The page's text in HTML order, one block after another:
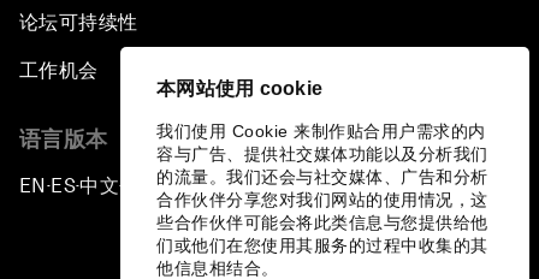
本网站使用 cookie
我们使用 Cookie 来制作贴合用户需求的内
容与广告、提供社交媒体功能以及分析我们
的流量。我们还会与社交媒体、广告和分析
合作伙伴分享您对我们网站的使用情况，这
些合作伙伴可能会将此类信息与您提供给他
们或他们在您使用其服务的过程中收集的其
他信息相结合。
论坛可持续性
工作机会
语言版本
EN ▪ES▪中文▪ 日本語